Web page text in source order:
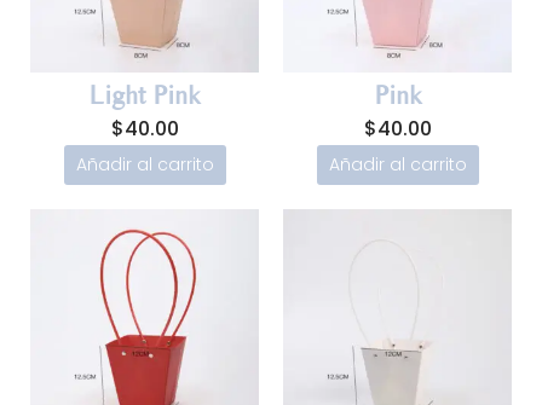
Light Pink
$40.00
Añadir al carrito
Pink
$40.00
Añadir al carrito